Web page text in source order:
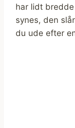
har lidt
synes, den
du ude efter